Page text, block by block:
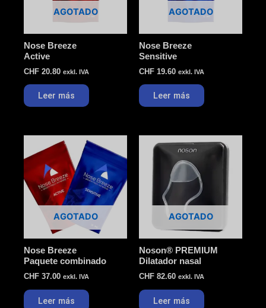
AGOTADO
Nose Breeze
Active
CHF 20.80 exkl. IVA
Leer más
AGOTADO
Nose Breeze
Sensitive
CHF 19.60 exkl. IVA
Leer más
AGOTADO
Nose Breeze
Paquete combinado
CHF 37.00 exkl. IVA
Leer más
AGOTADO
Noson® PREMIUM
Dilatador nasal
CHF 82.60 exkl. IVA
Leer más